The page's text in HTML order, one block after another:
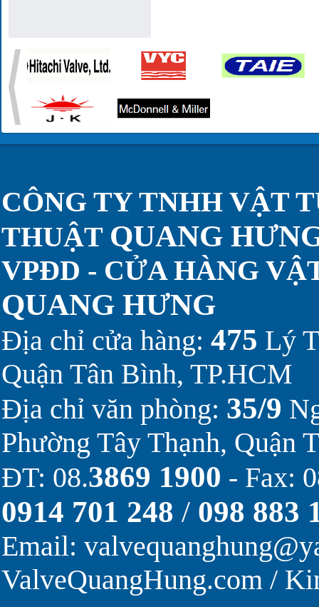
CÔNG TY TNHH VẬT
THUẬT QUANG
VPĐD - CỬA HÀNG
QUANG HƯNG
Địa chỉ cửa hàng: 475 Lý
Quận Tân Bình, TP.HCM
Địa chỉ văn phòng: 35/9
Phường Tây Thạnh, Quận
ĐT: 08.3869 1900 - Fax:
0914 701 248 / 098 883
Email:
ValveQuangHung.com /